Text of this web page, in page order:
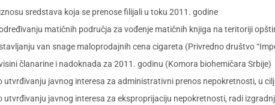
sredstava koja se prenose filijali u toku 2011. godine
matičnih područja za vođenje matičnih knjiga na teritoriji
van snage maloprodajnih cena cigareta (Privredno društvo
članarine i nadoknada za 2011. godinu (Komora biohemičara Srbije)
utvrđivanju javnog interesa za administrativni prenos nepokretnosti, u
utvrđivanju javnog interesa za eksproprijaciju nepokretnosti, radi